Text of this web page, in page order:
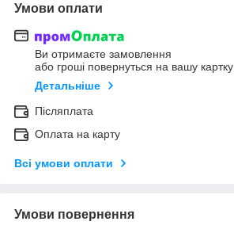
Умови оплати
Ви отримаєте замовлення
або гроші повернуться на вашу картку
Детальніше
Післяплата
Оплата на карту
Всі умови оплати
Умови повернення